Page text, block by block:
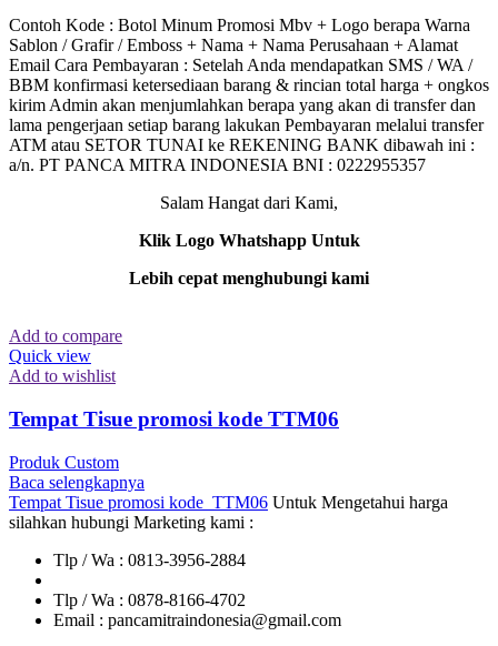
Contoh Kode : Botol Minum Promosi Mbv + Logo berapa Warna
Sablon / Grafir / Emboss + Nama + Nama Perusahaan + Alamat
Email Cara Pembayaran : Setelah Anda mendapatkan SMS / WA /
BBM konfirmasi ketersediaan barang & rincian total harga + ongkos
kirim Admin akan menjumlahkan berapa yang akan di transfer dan
lama pengerjaan setiap barang lakukan Pembayaran melalui transfer
ATM atau SETOR TUNAI ke REKENING BANK dibawah ini :
a/n. PT PANCA MITRA INDONESIA BNI : 0222955357
Salam Hangat dari Kami,
Klik Logo Whatshapp Untuk
Lebih cepat menghubungi kami
Add to compare
Quick view
Add to wishlist
Tempat Tisue promosi kode TTM06
Produk Custom
Baca selengkapnya
Tempat Tisue promosi kode TTM06 Untuk Mengetahui harga
silahkan hubungi Marketing kami :
Tlp / Wa : 0813-3956-2884
Tlp / Wa : 0878-8166-4702
Email : pancamitraindonesia@gmail.com